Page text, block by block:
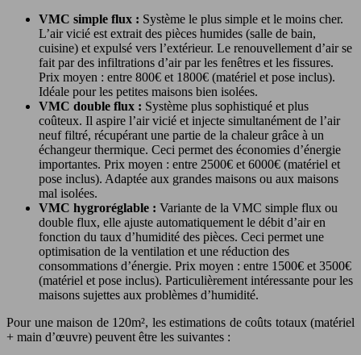
VMC simple flux : Système le plus simple et le moins cher.
L’air vicié est extrait des pièces humides (salle de bain,
cuisine) et expulsé vers l’extérieur. Le renouvellement d’air se
fait par des infiltrations d’air par les fenêtres et les fissures.
Prix moyen : entre 800€ et 1800€ (matériel et pose inclus).
Idéale pour les petites maisons bien isolées.
VMC double flux : Système plus sophistiqué et plus
coûteux. Il aspire l’air vicié et injecte simultanément de l’air
neuf filtré, récupérant une partie de la chaleur grâce à un
échangeur thermique. Ceci permet des économies d’énergie
importantes. Prix moyen : entre 2500€ et 6000€ (matériel et
pose inclus). Adaptée aux grandes maisons ou aux maisons
mal isolées.
VMC hygroréglable : Variante de la VMC simple flux ou
double flux, elle ajuste automatiquement le débit d’air en
fonction du taux d’humidité des pièces. Ceci permet une
optimisation de la ventilation et une réduction des
consommations d’énergie. Prix moyen : entre 1500€ et 3500€
(matériel et pose inclus). Particulièrement intéressante pour les
maisons sujettes aux problèmes d’humidité.
Pour une maison de 120m², les estimations de coûts totaux (matériel
+ main d’œuvre) peuvent être les suivantes :